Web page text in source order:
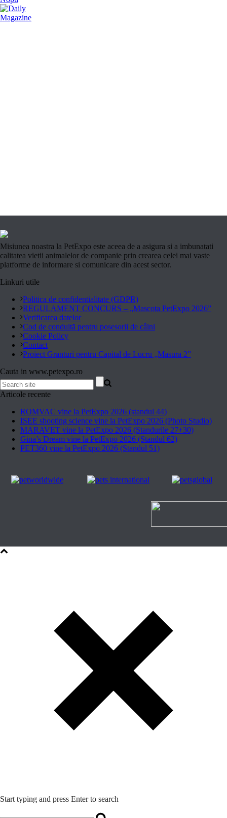
Misiunea noastra la PetExpo este aceea de a asigura si a imbunatati
calitatea vietii animalelor de companie prin crearea celei mai vaste
platforme de informare si comunicare din acest sector.
Linkuri utile
Politica de confidentialitate (GDPR)
REGULAMENT CONCURS – „Mascota PetExpo 2026”
Verificarea datelor
Cod de conduită pentru posesorii de câini
Cookie Policy
Contact
Proiect Granturi pentru Capital de Lucru „Masura 2”
Cauta in www.petexpo.ro
Articole recente
ROMVAC vine la PetExpo 2026 (standul 44)
ISEE shooting science vine la PetExpo 2026 (Photo Studio)
MARAVET vine la PetExpo 2026 (Standurile 27+30)
Gina’s Dream vine la PetExpo 2026 (Standul 62)
PET360 vine la PetExpo 2026 (Standul 51)
Start typing and press Enter to search